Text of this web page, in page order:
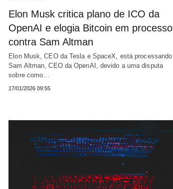
Elon Musk critica plano de ICO da
OpenAI e elogia Bitcoin em processo
contra Sam Altman
Elon Musk, CEO da Tesla e SpaceX, está processando
Sam Altman, CEO da OpenAI, devido a uma disputa
sobre como…
17/01/2026 09:55